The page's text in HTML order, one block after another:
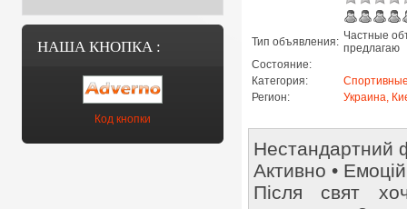
НАША КНОПКА :
Код кнопки
Тип объявления: Частные
предлагаю
Состояние:
Категория:
Регион:
Украина,
Нестандартний
Активно •
Після свят